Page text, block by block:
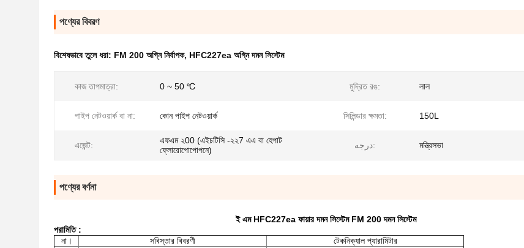
পণ্যের বিবরণ
বিশেষভাবে তুলে ধরা: FM 200 অগ্নি নির্বাপক, HFC227ea অগ্নি দমন সিস্টেম
কাজ তাপমাত্রা: 0 ~ 50 ℃ মুদ্রিত রঙ: লাল
পাইপ নেটওয়ার্ক বা না: কোন পাইপ নেটওয়ার্ক সিলিন্ডার ক্ষমতা: 150L
এজেন্ট:
এফএম ২00 (এইচটিসি -২২7 এএ বা হেপাট
ফ্লোরোপোপোপনে)
درجه: মন্ত্রিসভা
পণ্যের বর্ণনা
ই এম HFC227ea ফায়ার দমন সিস্টেম FM 200 দমন সিস্টেম
পরামিতি :
না।
সবিস্তার বিবরণী
টেকনিক্যাল প্যারামিটার